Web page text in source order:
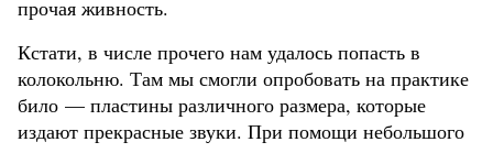
прочая живность.
Кстати, в числе прочего нам удалось попасть в
колокольню. Там мы смогли опробовать на практике
било — пластины различного размера, которые
издают прекрасные звуки. При помощи небольшого